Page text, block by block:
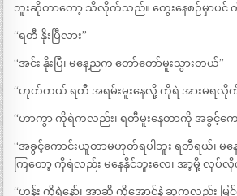
ဘူးဆိုတာတော့ သိလိုက်သည်။ တွေးနေစဉ်မှာပင် ကို
“ရတီ နိုးပြီလား”
“အင်း နိုးပြီ၊ မနေ့ညက တော်တော်မူးသွားတယ်”
“ဟုတ်တယ် ရတီ အရမ်းမူးနေလို့ ကိုရဲ အားမရလို
“ဟာကွာ ကိုရဲကလည်း၊ ရတီမူးနေတာကို အခွင့်ကော
“အခွင့်ကောင်းယူတာမဟုတ်ရပါဘူး ရတီရယ်၊ မ
ကြတော့ ကိုရဲလည်း မနေနိုင်ဘူးလေ၊ အာ့မို့ လုပ်
“ဟွန်း ကိုရဲနော်၊ အာ့ဆို့ ကိုအောင်နဲ့ ဆုကလည်း မြင်န